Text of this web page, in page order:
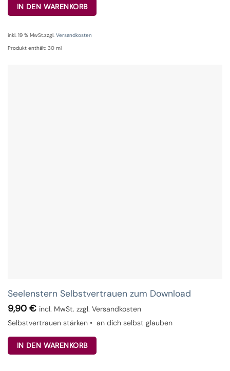
IN DEN WARENKORB
inkl. 19 % MwSt.zzgl. Versandkosten
Produkt enthält: 30 ml
Seelenstern Selbstvertrauen zum Download
9,90 € incl. MwSt. zzgl. Versandkosten
Selbstvertrauen stärken • an dich selbst glauben
IN DEN WARENKORB